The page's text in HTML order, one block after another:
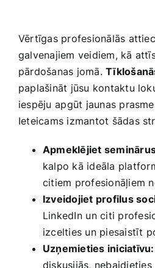
Vērtīgas profesionālās
‍galvenajiem veidiem, ‍kā
pārdošanas jomā.
paplašināt jūsu kontaktu
iespēju⁢ apgūt jaunas
Ieteicams izmantot šādas
Apmeklējiet
kalpo kā ideāla
citiem profesionāļiem
Izveidojiet ‍profilus
LinkedIn⁣ un citi
izcelties un piesaistīt‍
Uzņemieties iniciatīvu:
diskusijās,